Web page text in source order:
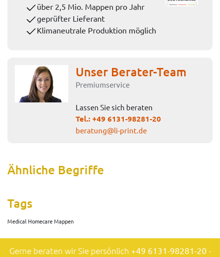
über 2,5 Mio. Mappen pro Jahr
geprüfter Lieferant
Klimaneutrale Produktion möglich
Unser Berater-Team
Premiumservice
Lassen Sie sich beraten
Tel.:+49 6131-98281-20
beratung@li-print.de
Ähnliche Begriffe
Tags
Medical Homecare Mappen
Gerne beraten wir Sie persönlich +49 6131-98281-20 -